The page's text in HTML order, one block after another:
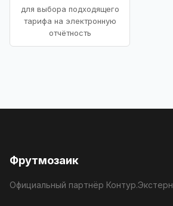
для выбора подходящего
тарифа на электронную
отчётность
Фрутмозаик
Официальный партнёр Контур.Экстерн